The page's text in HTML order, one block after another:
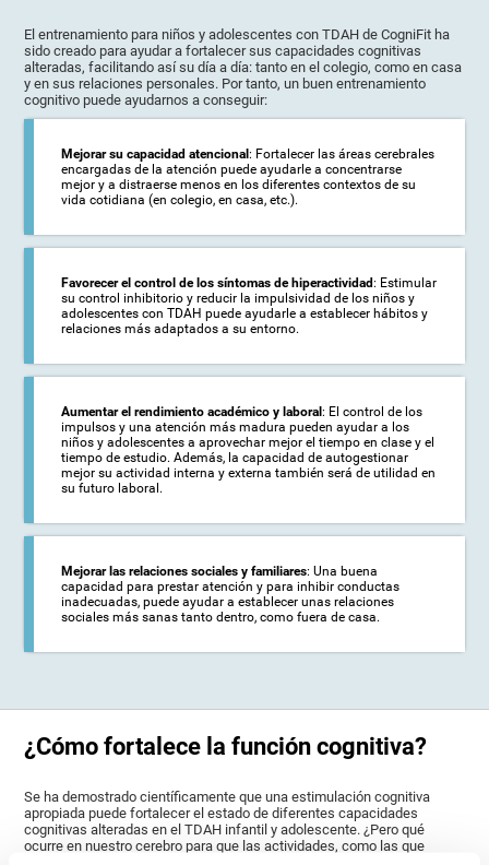
El entrenamiento para niños y adolescentes con TDAH de CogniFit ha
sido creado para ayudar a fortalecer sus capacidades cognitivas
alteradas, facilitando así su día a día: tanto en el colegio, como en casa
y en sus relaciones personales. Por tanto, un buen entrenamiento
cognitivo puede ayudarnos a conseguir:
Mejorar su capacidad atencional: Fortalecer las áreas cerebrales
encargadas de la atención puede ayudarle a concentrarse
mejor y a distraerse menos en los diferentes contextos de su
vida cotidiana (en colegio, en casa, etc.).
Favorecer el control de los síntomas de hiperactividad: Estimular
su control inhibitorio y reducir la impulsividad de los niños y
adolescentes con TDAH puede ayudarle a establecer hábitos y
relaciones más adaptados a su entorno.
Aumentar el rendimiento académico y laboral: El control de los
impulsos y una atención más madura pueden ayudar a los
niños y adolescentes a aprovechar mejor el tiempo en clase y el
tiempo de estudio. Además, la capacidad de autogestionar
mejor su actividad interna y externa también será de utilidad en
su futuro laboral.
Mejorar las relaciones sociales y familiares: Una buena
capacidad para prestar atención y para inhibir conductas
inadecuadas, puede ayudar a establecer unas relaciones
sociales más sanas tanto dentro, como fuera de casa.
¿Cómo fortalece la función cognitiva?
Se ha demostrado científicamente que una estimulación cognitiva
apropiada puede fortalecer el estado de diferentes capacidades
cognitivas alteradas en el TDAH infantil y adolescente. ¿Pero qué
ocurre en nuestro cerebro para que las actividades, como las que